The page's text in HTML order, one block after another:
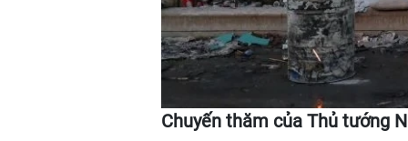
Chuyến thăm của Thủ tướng